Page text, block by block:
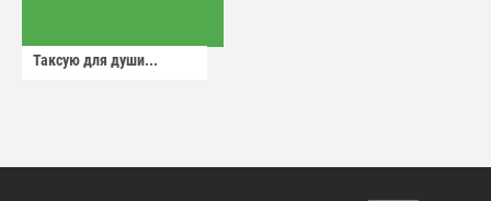
Таксую для души...